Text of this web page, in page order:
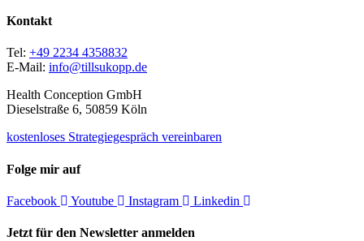
Kontakt
Tel: +49 2234 4358832
E-Mail: info@tillsukopp.de
Health Conception GmbH
Dieselstraße 6, 50859 Köln
kostenloses Strategiegespräch vereinbaren
Folge mir auf
Facebook Youtube Instagram Linkedin
Jetzt für den Newsletter anmelden